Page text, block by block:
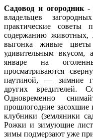
Садовод и огородник-
владельцев
практические советы
содержанию животных,
выгонка живые
удивительным вкусом,
январе на
просматриваются
паутиной, — зимние
других вредителей.
Одновременно
прошлогодние
клубники (земляники
Рожки и зимующие
зимы подмерзают уже